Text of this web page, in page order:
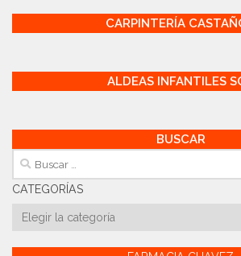
CARPINTERÍA
ALDEAS INFANTILES
BUSCAR
Buscar:
CATEGORÍAS
Categorías